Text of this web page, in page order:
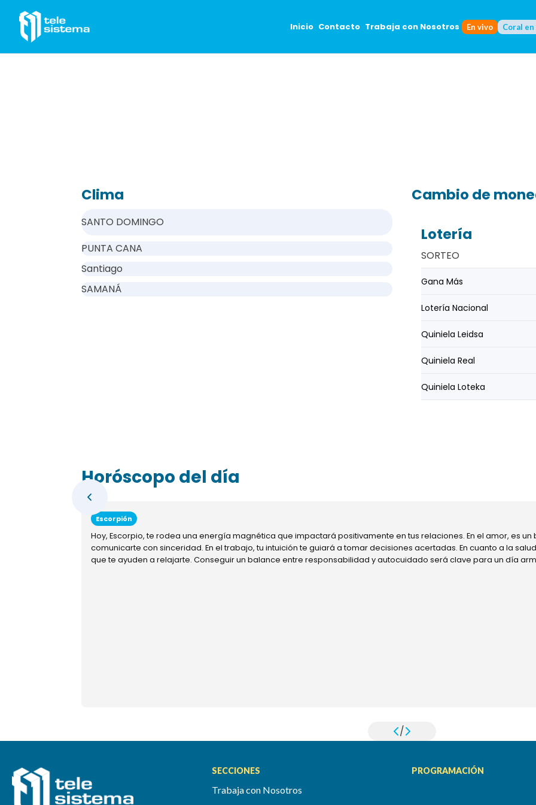
Inicio Contacto Trabaja con Nosotros En vivo Coral
Clima
SANTO DOMINGO
PUNTA CANA
Santiago
SAMANÁ
Cambio de
Lotería
SORTEO
Gana Más
Lotería Nacional
Quiniela Leidsa
Quiniela Real
Quiniela Loteka
Horóscopo del día
Escorpión
Hoy, Escorpio, te rodea una energía magnética que impactará positivamente en tus relaciones. En el amor, es
comunicarte con sinceridad. En el trabajo, tu intuición te guiará a tomar decisiones acertadas. En cuanto a la
que te ayuden a relajarte. Conseguir un balance entre responsabilidad y autocuidado será clave para un día
/
SECCIONES
Trabaja con Nosotros
PROGRAMACIÓN